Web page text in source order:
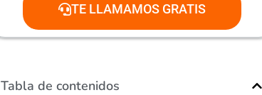
TE LLAMAMOS GRATIS
Tabla de contenidos